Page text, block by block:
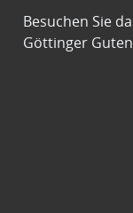
Besuchen Sie
Göttinger